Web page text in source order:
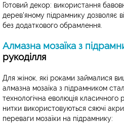
Готовий декор: використання
дерев'яному підрамнику дозволяє
без додаткового обрамлення.
Алмазна мозаїка з
рукоділля
Для жінок, які роками займалися
алмазна мозаїка з підрамником
технологічна еволюція класичного
нитки використовуються сяючі
переваги мозаїки на підрамнику: